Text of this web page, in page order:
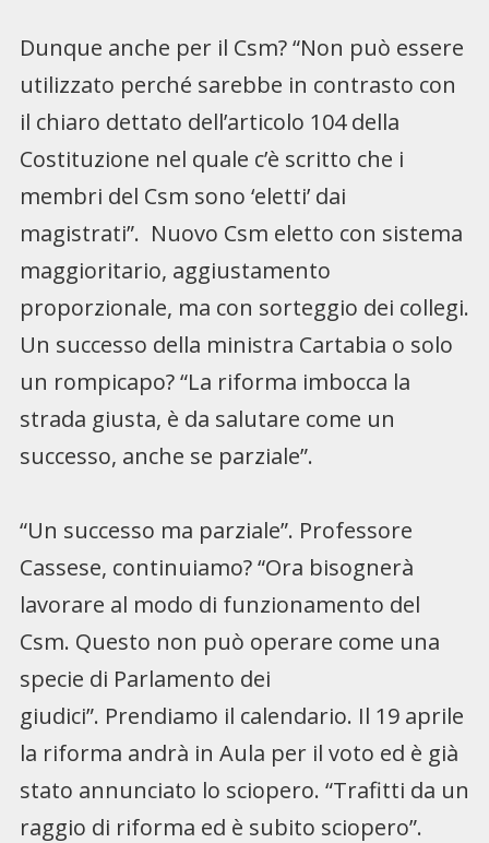
Dunque anche per il Csm? “Non può essere
utilizzato perché sarebbe in contrasto con
il chiaro dettato dell’articolo 104 della
Costituzione nel quale c’è scritto che i
membri del Csm sono ‘eletti’ dai
magistrati”. Nuovo Csm eletto con sistema
maggioritario, aggiustamento
proporzionale, ma con sorteggio dei collegi.
Un successo della ministra Cartabia o solo
un rompicapo? “La riforma imbocca la
strada giusta, è da salutare come un
successo, anche se parziale”.
“Un successo ma parziale”. Professore
Cassese, continuiamo? “Ora bisognerà
lavorare al modo di funzionamento del
Csm. Questo non può operare come una
specie di Parlamento dei
giudici”. Prendiamo il calendario. Il 19 aprile
la riforma andrà in Aula per il voto ed è già
stato annunciato lo sciopero. “Trafitti da un
raggio di riforma ed è subito sciopero”.